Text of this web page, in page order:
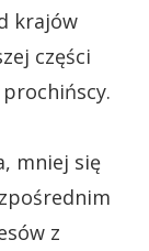
krajów
części
mniej się
z